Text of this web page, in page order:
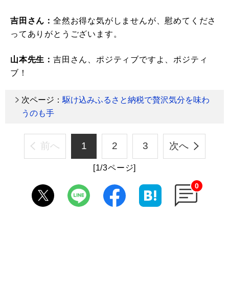
吉田さん： 全然お得な気がしませんが、慰めてくださ
ってありがとうございます。
山本先生： 吉田さん、ポジティブですよ、ポジティ
ブ！
次ページ： 駆け込みふるさと納税で贅沢気分を味わ
うのも手
前へ 1 2 3 次へ
[1/3ページ]
0